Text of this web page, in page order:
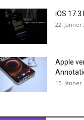
iOS 17.3
22. Jänner
Apple
15. Jänner